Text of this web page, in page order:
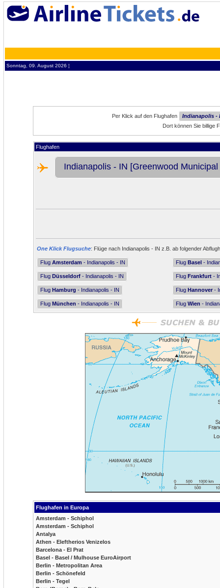
Sonntag, 09. August 2026 ¦
Per Klick auf den Flughafen
Indianapolis -
Dort können Sie billige
Flughafen
Indianapolis - IN [Greenwood Municipal
One Klick Flugsuche: Flüge nach Indianapolis - IN z.B. ab folgender
Flug Amsterdam - Indianapolis - IN Flug Basel -
Flug Düsseldorf - Indianapolis - IN Flug Frankfurt -
Flug Hamburg - Indianapolis - IN Flug Hannover -
Flug München - Indianapolis - IN Flug Wien -
Flughafen in Europa
Amsterdam - Schiphol
Amsterdam - Schiphol
Antalya
Athen - Eleftherios Venizelos
Barcelona - El Prat
Basel - Basel / Mulhouse EuroAirport
Berlin - Metropolitan Area
Berlin - Schönefeld
Berlin - Tegel